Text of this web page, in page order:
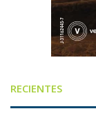
RECIENTES